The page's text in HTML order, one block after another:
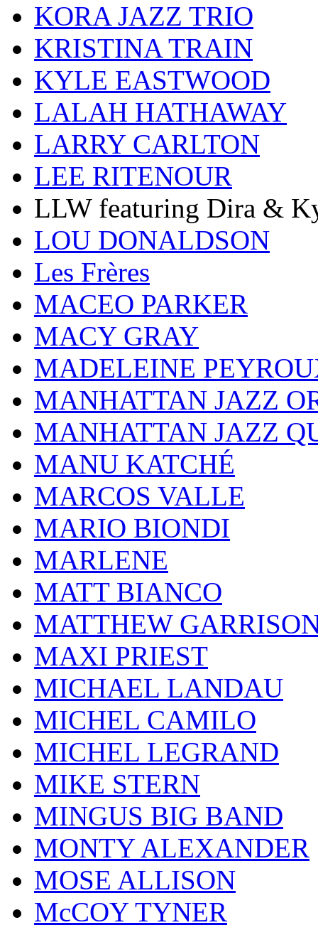
KORA JAZZ TRIO
KRISTINA TRAIN
KYLE EASTWOOD
LALAH HATHAWAY
LARRY CARLTON
LEE RITENOUR
LLW featuring Dira &
LOU DONALDSON
Les Frères
MACEO PARKER
MACY GRAY
MADELEINE
MANHATTAN JAZZ
MANHATTAN JAZZ
MANU KATCHÉ
MARCOS VALLE
MARIO BIONDI
MARLENE
MATT BIANCO
MATTHEW
MAXI PRIEST
MICHAEL LANDAU
MICHEL CAMILO
MICHEL LEGRAND
MIKE STERN
MINGUS BIG BAND
MONTY ALEXANDER
MOSE ALLISON
McCOY TYNER